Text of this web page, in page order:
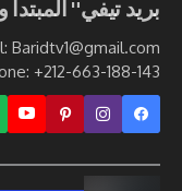
المبتدأ والخبر..
Email:
Phone: +212-
أيضا على